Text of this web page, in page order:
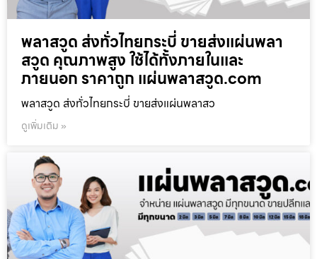
พลาสวูด ส่งทั่วไทยกระบี่ ขายส่งแผ่นพลา
สวูด คุณภาพสูง ใช้ได้ทั้งภายในและ
ภายนอก ราคาถูก แผ่นพลาสวูด.com
พลาสวูด ส่งทั่วไทยกระบี่ ขายส่งแผ่นพลาสว
ดูเพิ่มเติม »